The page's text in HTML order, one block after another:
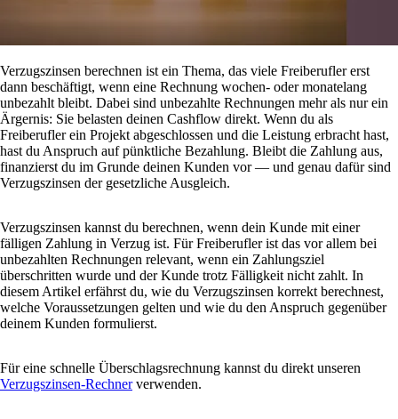
Verzugszinsen berechnen ist ein Thema, das viele Freiberufler erst
dann beschäftigt, wenn eine Rechnung wochen- oder monatelang
unbezahlt bleibt. Dabei sind unbezahlte Rechnungen mehr als nur ein
Ärgernis: Sie belasten deinen Cashflow direkt. Wenn du als
Freiberufler ein Projekt abgeschlossen und die Leistung erbracht hast,
hast du Anspruch auf pünktliche Bezahlung. Bleibt die Zahlung aus,
finanzierst du im Grunde deinen Kunden vor — und genau dafür sind
Verzugszinsen der gesetzliche Ausgleich.
Verzugszinsen kannst du berechnen, wenn dein Kunde mit einer
fälligen Zahlung in Verzug ist. Für Freiberufler ist das vor allem bei
unbezahlten Rechnungen relevant, wenn ein Zahlungsziel
überschritten wurde und der Kunde trotz Fälligkeit nicht zahlt. In
diesem Artikel erfährst du, wie du Verzugszinsen korrekt berechnest,
welche Voraussetzungen gelten und wie du den Anspruch gegenüber
deinem Kunden formulierst.
Für eine schnelle Überschlagsrechnung kannst du direkt unseren
Verzugszinsen-Rechnerverwenden.